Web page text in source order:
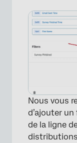
Nous vous
d’ajouter
de la ligne